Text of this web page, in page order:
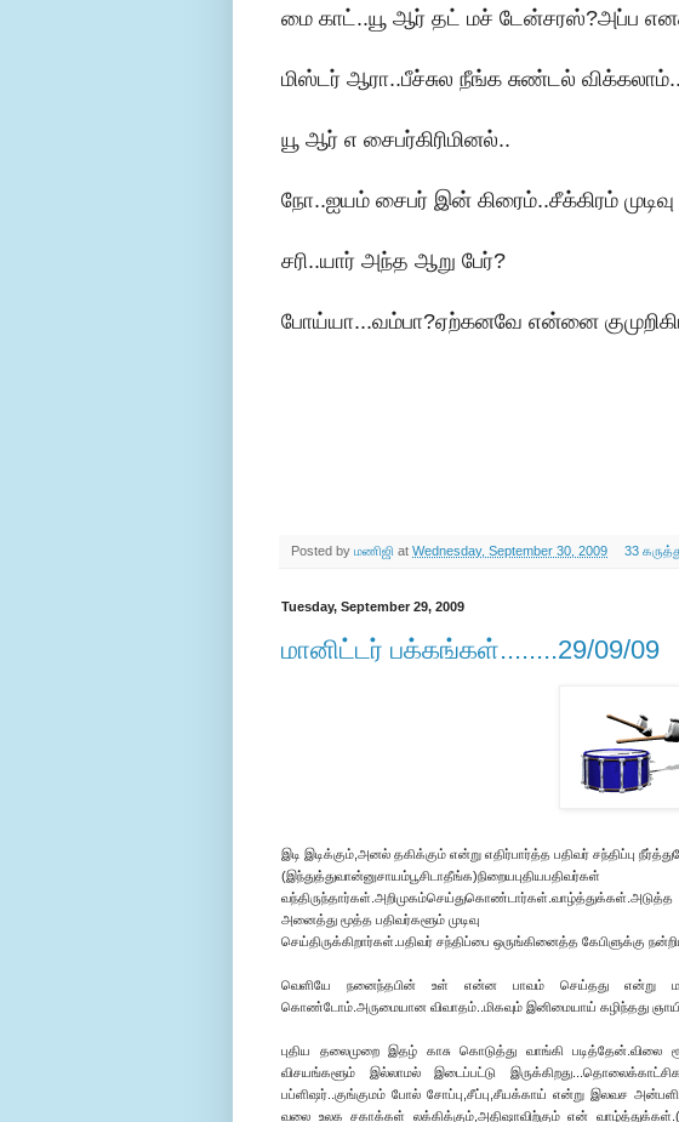
மை காட்..யூ ஆர் தட் மச் டேன்சரஸ்?அப்ப
மிஸ்டர் ஆரா..பீச்சுல நீங்க சுண்டல்
யூ ஆர் எ சைபர்கிரிமினல்..
நோ..ஐயம் சைபர் இன் கிரைம்..சீக்கிரம்
சரி..யார் அந்த ஆறு பேர்?
போய்யா...வம்பா?ஏற்கனவே என்னை
Posted by மணிஜி at Wednesday, September 30, 2009 33
Tuesday, September 29, 2009
மானிட்டர் பக்கங்கள்........29/09/09
இடி இடிக்கும்,அனல் தகிக்கும் என்று எதிர்பார்த்த பதிவர் சந்திப்பு
(இந்துத்துவான்னுசாயம்பூசிடாதீங்க)நிறையபுதியபதிவர்கள்
அனைத்து மூத்த பதிவர்களூம் முடிவு
செய்திருக்கிறார்கள்.பதிவர் சந்திப்பை ஒருங்கினைத்த கேபிளுக்கு
வெளியே நனைந்தபின் உள் என்ன பாவம் செய்தது என்று
கொண்டோம்.அருமையான விவாதம்..மிகவும் இனிமையாய் கழிந்தது
புதிய தலைமுறை இதழ் காசு கொடுத்து வாங்கி படித்தேன்.விலை
விசயங்களூம் இல்லாமல் இடைப்பட்டு
பப்ளிஷர்..குங்குமம் போல் சோப்பு,சீப்பு,சீயக்காய் என்று இலவச
வலை உலக சகாக்கள் லக்கிக்கும்,அதிஷாவிற்கும் என்